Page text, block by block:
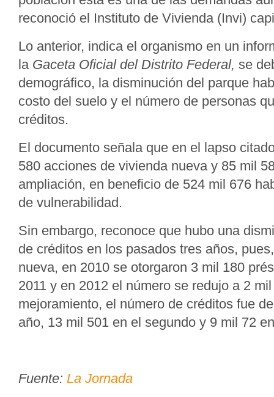
reconoció el Instituto de Vivienda (Invi)
Lo anterior, indica el organismo en un
la Gaceta Oficial del Distrito Federal, se
demográfico, la disminución del parque
costo del suelo y el número de personas
créditos.
El documento señala que en el lapso
580 acciones de vivienda nueva y 85 mil
ampliación, en beneficio de 524 mil 676
de vulnerabilidad.
Sin embargo, reconoce que hubo una
de créditos en los pasados tres años,
nueva, en 2010 se otorgaron 3 mil 180
2011 y en 2012 el número se redujo a 2
mejoramiento, el número de créditos fue
año, 13 mil 501 en el segundo y 9 mil 72
Fuente: La Jornada